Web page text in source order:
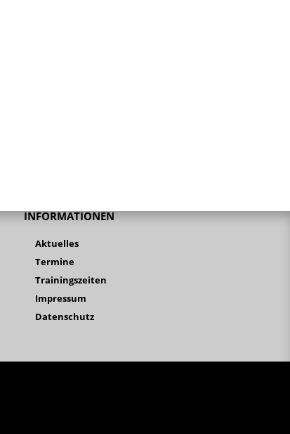
INFORMATIONEN
Aktuelles
Termine
Trainingszeiten
Impressum
Datenschutz